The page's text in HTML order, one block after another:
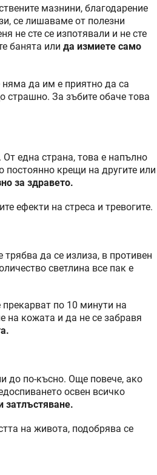
мазнини, благодарение
се лишаваме от полезни
не сте се изпотявали и не сте
банята или да измиете само
няма да им е приятно да са
За зъбите обаче това
една страна, това е напълно
постоянно крещи на другите или
за здравето.
ефекти на стреса и тревогите.
да се излиза, в противен
светлина все пак е
по 10 минути на
на кожата и да не се забравя
до по-късно. Още повече, ако
освен всичко
затлъстяване.
на живота, подобрява се